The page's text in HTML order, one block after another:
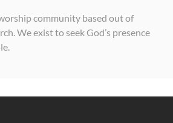
2024
community based out of
We exist to seek God’s presence